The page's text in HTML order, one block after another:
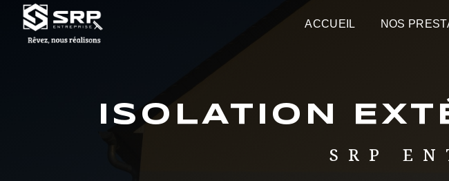
ACCUEIL NOS
ISOLATION
SRP
Panneau de gestion des cookies